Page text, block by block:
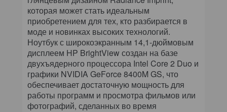
которая может стать идеальным
приобретением для тех, кто разбирается в
моде и новинках высоких технологий.
Ноутбук с широкоэкранным 14,1-дюймовым
дисплеем HP BrightView создан на базе
двухъядерного процессора Intel Core 2 Duo и
графики NVIDIA GeForce 8400M GS, что
обеспечивает достаточную мощность для
работы программ и просмотра фильмов или
фотографий, сделанных во время